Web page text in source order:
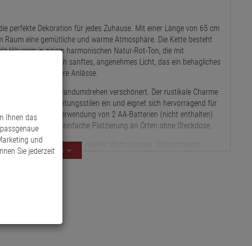
perfekte Dekoration für jedes Zuhause. Mit einer Länge von 65 cm
Raum eine gemütliche und warme Atmosphäre. Die Kette besteht
Häusern in einem harmonischen Natur-Rot-Ton, die mit
LEDs sorgen für ein sanftes, angenehmes Licht, das ein behagliches
oder besondere Anlässe.
Zimmer im Handumdrehen verschönert. Der rustikale Charme
Vielzahl von Einrichtungsstilen ein und eignet sich hervorragend für
Jahr über. Die Verwendung von 2 AA-Batterien (nicht enthalten)
ermöglicht eine einfache Platzierung an Orten ohne Steckdose.
geeignet und verleiht Wohnräumen, Wohnzimmern,
Note. Lassen Sie sich von der warmen Ausstrahlung der
und Gemütlichkeit in Ihr Zuhause.
Mehr anzeigen
Ihnen das
und
Sie jederzeit